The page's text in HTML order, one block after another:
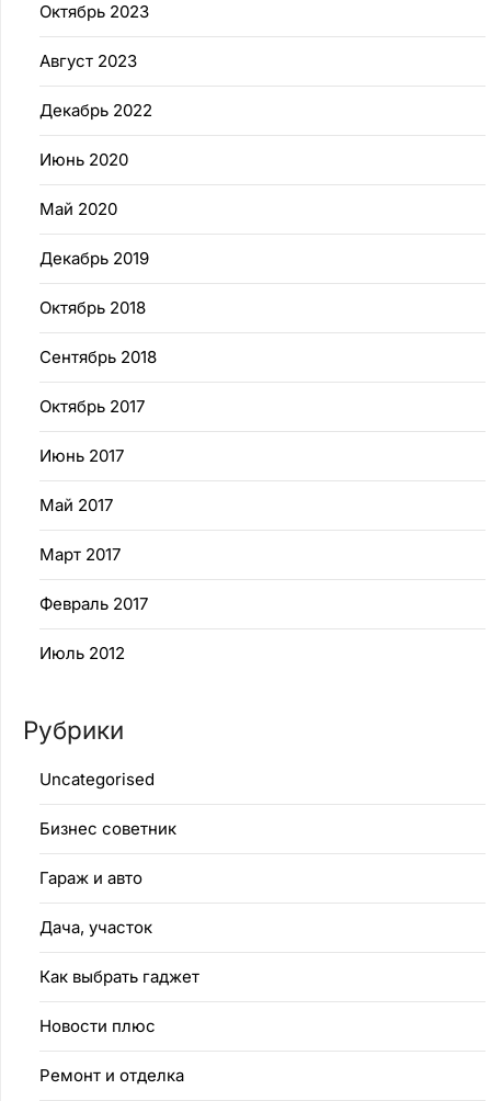
Октябрь 2023
Август 2023
Декабрь 2022
Июнь 2020
Май 2020
Декабрь 2019
Октябрь 2018
Сентябрь 2018
Октябрь 2017
Июнь 2017
Май 2017
Март 2017
Февраль 2017
Июль 2012
Рубрики
Uncategorised
Бизнес советник
Гараж и авто
Дача, участок
Как выбрать гаджет
Новости плюс
Ремонт и отделка